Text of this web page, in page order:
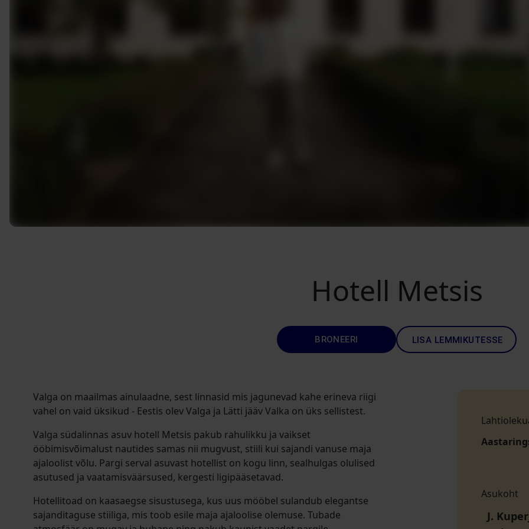
Hotell Metsis
BRONEERI LISA LEMMIKUTESSE
Valga on maailmas ainulaadne, sest linnasid mis jagunevad kahe erineva riigi
vahel on vaid üksikud - Eestis olev Valga ja Lätti jääv Valka on üks sellistest.
Valga südalinnas asuv hotell Metsis pakub rahulikku ja vaikset
ööbimisvõimalust nautides samas nii mugvust, stiili kui sajandi vanuse maja
ajaloolist võlu. Pargi serval asuvast hotellist on kogu linn, sealhulgas olulised
asutused ja vaatamisväärsused, kergesti ligipääsetavad.
Hotellitoad on kaasaegse sisustusega, kus uus mööbel sulandub elegantse
sajanditaguse stiiliga, mis toob esile maja ajaloolise olemuse. Tubade
Asukoht
J.